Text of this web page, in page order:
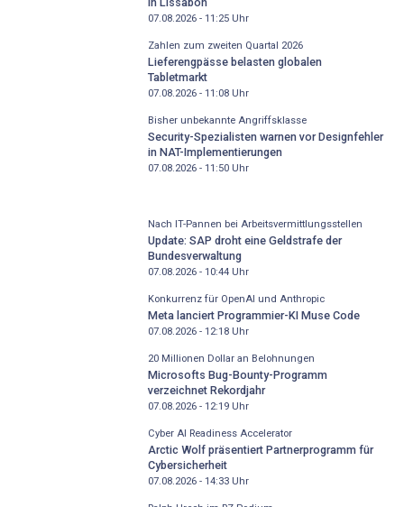
07.08.2026 - 11:25Uhr
Zahlen zum zweiten Quartal 2026
Lieferengpässe belasten globalen
Tabletmarkt
07.08.2026 - 11:08Uhr
Bisher unbekannte Angriffsklasse
Security-Spezialisten warnen vor Designfehler
in NAT-Implementierungen
07.08.2026 - 11:50Uhr
Nach IT-Pannen bei Arbeitsvermittlungsstellen
Update: SAP droht eine Geldstrafe der
Bundesverwaltung
07.08.2026 - 10:44Uhr
Konkurrenz für OpenAI und Anthropic
Meta lanciert Programmier-KI Muse Code
07.08.2026 - 12:18Uhr
20 Millionen Dollar an Belohnungen
Microsofts Bug-Bounty-Programm
verzeichnet Rekordjahr
07.08.2026 - 12:19Uhr
Cyber AI Readiness Accelerator
Arctic Wolf präsentiert Partnerprogramm für
Cybersicherheit
07.08.2026 - 14:33Uhr